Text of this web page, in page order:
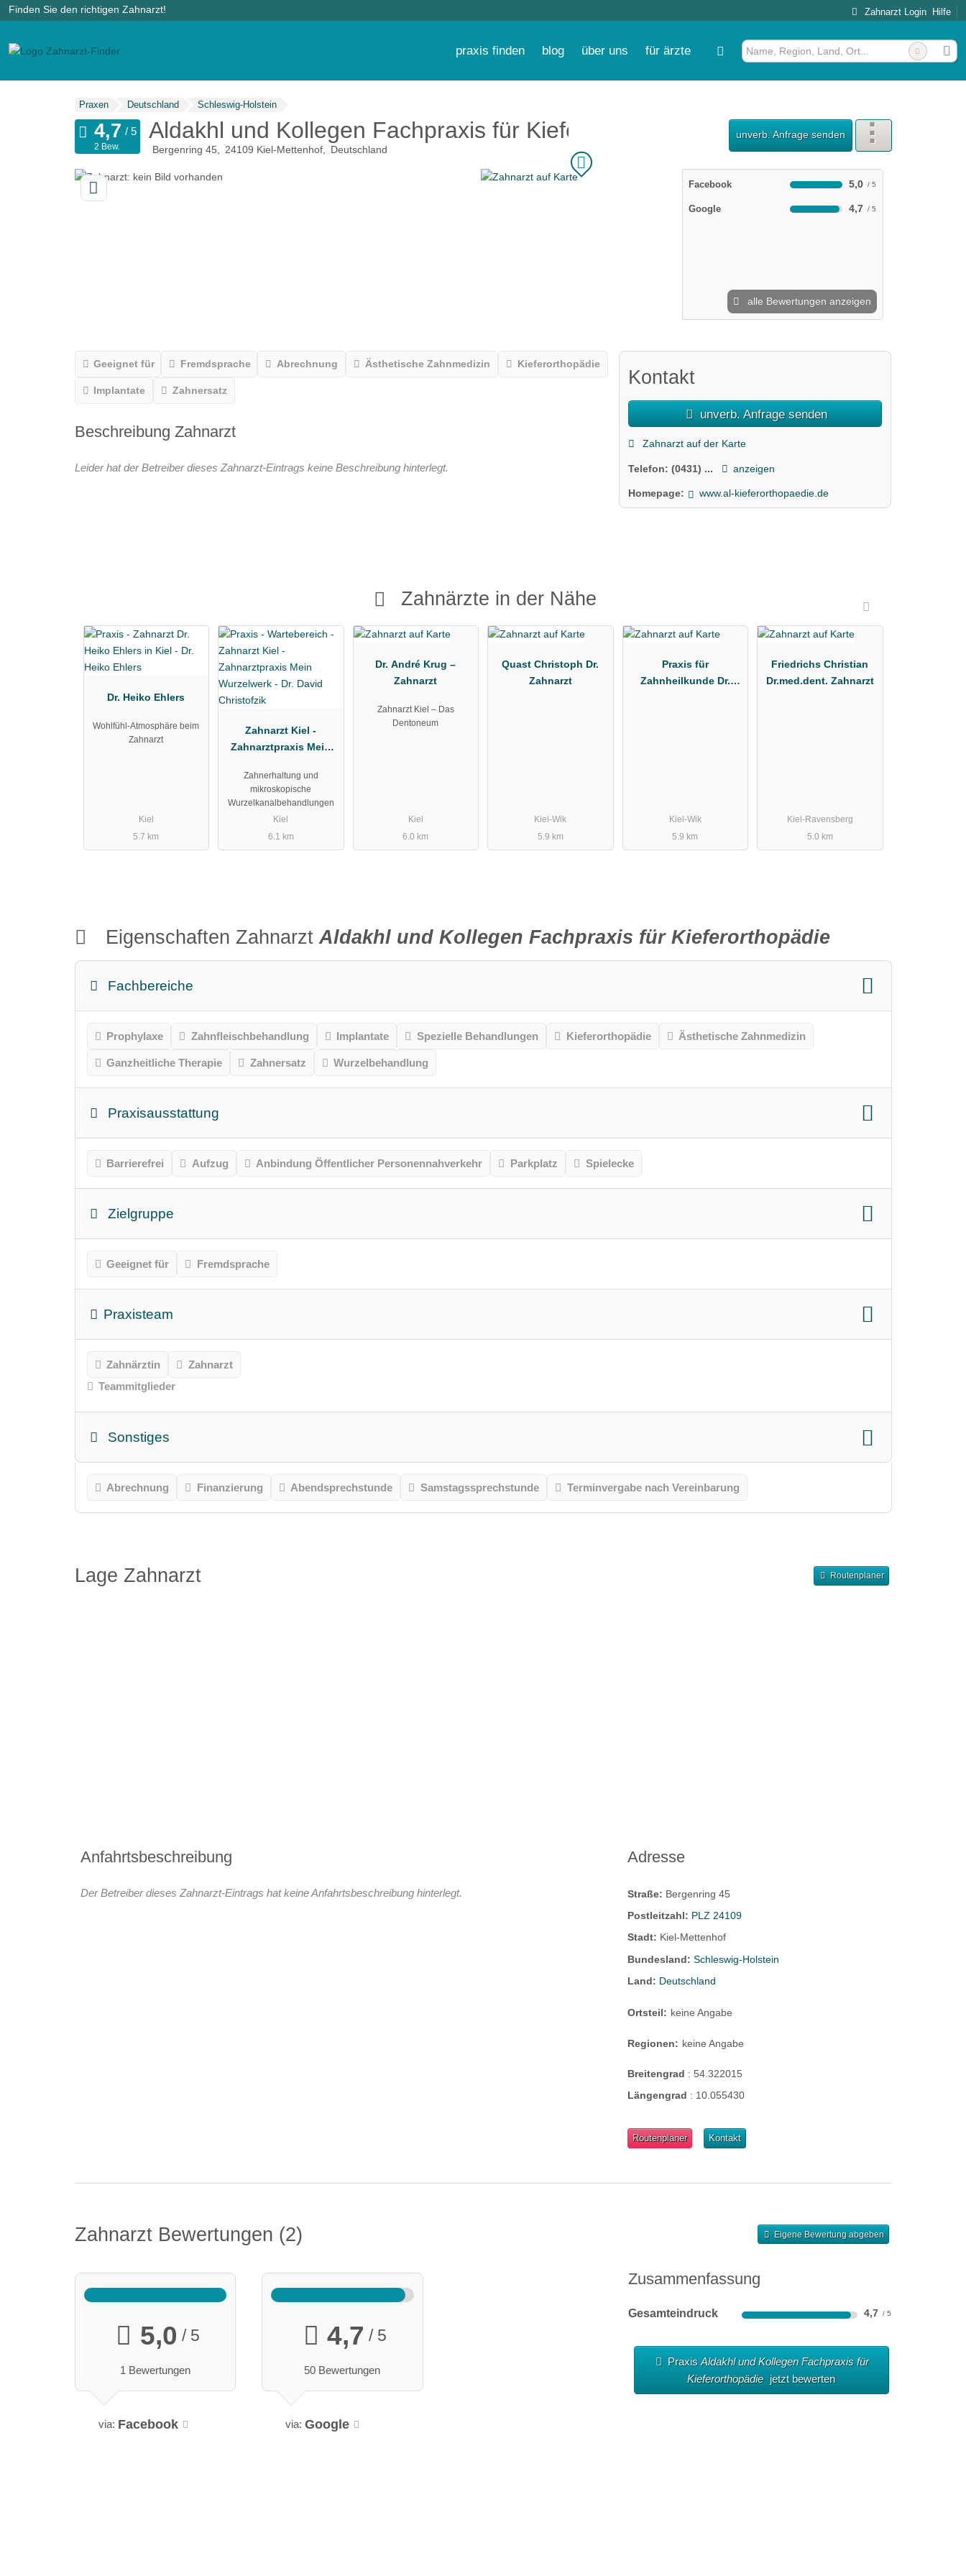
Finden Sie den richtigen Zahnarzt! Zahnarzt Login Hilfe
praxis finden blog über uns für ärzte
Praxen Deutschland Schleswig-Holstein
Aldakhl und Kollegen Fachpraxis für Kieferorthopädie
Bergenring 45 24109 Kiel-Mettenhof Deutschland
unverb. Anfrage senden
2 Bew.
Facebook 5,0
Google 4,7
alle Bewertungen anzeigen
Geeignet für Fremdsprache Abrechnung Ästhetische Zahnmedizin Kieferorthopädie
Implantate Zahnersatz
Beschreibung Zahnarzt
Leider hat der Betreiber dieses Zahnarzt-Eintrags keine Beschreibung hinterlegt.
Kontakt
unverb. Anfrage senden
Zahnarzt auf der Karte
Telefon:(0431) ... anzeigen
Homepage: www.al-kieferorthopaedie.de
Zahnärzte in der Nähe
Dr. Heiko Ehlers
Wohlfühl-Atmosphäre beim
Zahnarzt
Kiel
5.7 km
Zahnarzt Kiel -
Zahnarztpraxis Mein
Christofzik
Zahnerhaltung und
mikroskopische
Wurzelkanalbehandlungen
Kiel
6.1 km
Dr. André Krug –
Zahnarzt
Zahnarzt Kiel – Das
Dentoneum
Kiel
6.0 km
Quast Christoph Dr.
Zahnarzt
Kiel-Wik
5.9 km
Praxis für
Zahnheilkunde Dr.
Kiel-Wik
5.9 km
Friedrichs Christian
Dr.med.dent. Zahnarzt
Kiel-Ravensberg
5.0 km
Eigenschaften ZahnarztAldakhl und Kollegen Fachpraxis für Kieferorthopädie
Fachbereiche
Prophylaxe Zahnfleischbehandlung Implantate Spezielle Behandlungen Kieferorthopädie Ästhetische Zahnmedizin
Ganzheitliche Therapie Zahnersatz Wurzelbehandlung
Praxisausstattung
Barrierefrei Aufzug Anbindung Öffentlicher Personennahverkehr Parkplatz Spielecke
Zielgruppe
Geeignet für Fremdsprache
Praxisteam
Zahnärztin
Zahnarzt
Teammitglieder
Sonstiges
Abrechnung Finanzierung Abendsprechstunde Samstagssprechstunde Terminvergabe nach Vereinbarung
Lage Zahnarzt Routenplaner
Anfahrtsbeschreibung
Der Betreiber dieses Zahnarzt-Eintrags hat keine Anfahrtsbeschreibung hinterlegt.
Adresse
Straße: Bergenring 45
Postleitzahl: PLZ 24109
Stadt: Kiel-Mettenhof
Bundesland:Schleswig-Holstein
Land: Deutschland
Ortsteil: keine Angabe
Regionen: keine Angabe
Breitengrad :54.322015
Längengrad : 10.055430
Routenplaner Kontakt
Zahnarzt Bewertungen 2 Eigene Bewertung abgeben
Zusammenfassung
Gesamteindruck 4,7
PraxisAldakhl und Kollegen Fachpraxis für
Kieferorthopädie jetzt bewerten
5,0 / 5
1 Bewertungen
via: Facebook
4,7 / 5
50 Bewertungen
via: Google